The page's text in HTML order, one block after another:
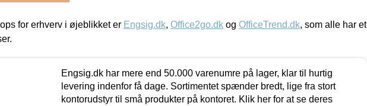
for erhverv i øjeblikket er Engsig.dk, Office2go.dk og OfficeTrend.dk, som alle har et
Engsig.dk har mere end 50.000 varenumre på lager, klar til hurtig
levering indenfor få dage. Sortimentet spænder bredt, lige fra stort
kontorudstyr til små produkter på kontoret. Klik her for at se deres